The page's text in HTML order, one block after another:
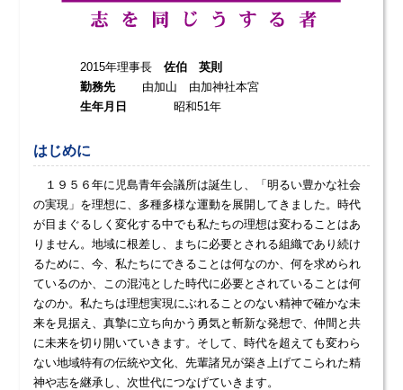
2015年理事長 佐伯 英則
勤務先由加山 由加神社本宮
生年月日
昭和51年
はじめに
１９５６年に児島青年会議所は誕生し、「明るい豊かな社会
の実現」を理想に、多種多様な運動を展開してきました。時代
が目まぐるしく変化する中でも私たちの理想は変わることはあ
りません。地域に根差し、まちに必要とされる組織であり続け
るために、今、私たちにできることは何なのか、何を求められ
ているのか、この混沌とした時代に必要とされていることは何
なのか。私たちは理想実現にぶれることのない精神で確かな未
来を見据え、真摯に立ち向かう勇気と斬新な発想で、仲間と共
に未来を切り開いていきます。そして、時代を超えても変わら
ない地域特有の伝統や文化、先輩諸兄が築き上げてこられた精
神や志を継承し、次世代につなげていきます。